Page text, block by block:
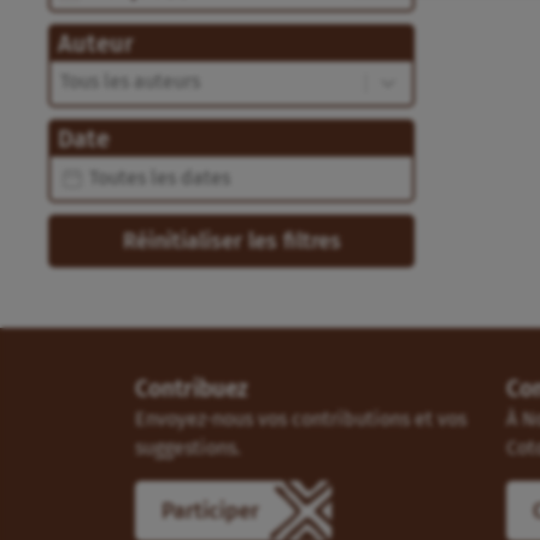
Auteur
Auteur
Auteur
Date
Date
Date
Réinitialiser les filtres
Contribuez
Envoyez-nous vos contributions et vos
suggestions.
Participer
À